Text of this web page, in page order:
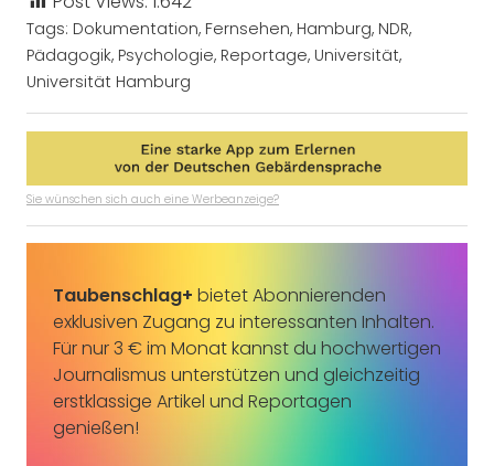
Tags: Dokumentation, Fernsehen, Hamburg, NDR,
Pädagogik, Psychologie, Reportage, Universität,
Universität Hamburg
Sie wünschen sich auch eine Werbeanzeige?
Taubenschlag+ bietet Abonnierenden
exklusiven Zugang zu interessanten Inhalten.
Für nur 3 € im Monat kannst du hochwertigen
Journalismus unterstützen und gleichzeitig
erstklassige Artikel und Reportagen
genießen!